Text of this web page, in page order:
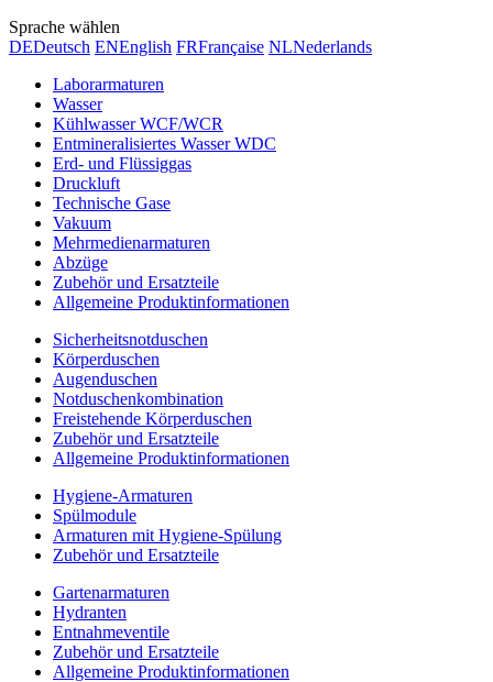
Sprache wählen
DEDeutsch ENEnglish FRFrançaise NLNederlands
Laborarmaturen
Wasser
Kühlwasser WCF/WCR
Entmineralisiertes Wasser WDC
Erd- und Flüssiggas
Druckluft
Technische Gase
Vakuum
Mehrmedienarmaturen
Abzüge
Zubehör und Ersatzteile
Allgemeine Produktinformationen
Sicherheitsnotduschen
Körperduschen
Augenduschen
Notduschenkombination
Freistehende Körperduschen
Zubehör und Ersatzteile
Allgemeine Produktinformationen
Hygiene-Armaturen
Spülmodule
Armaturen mit Hygiene-Spülung
Zubehör und Ersatzteile
Gartenarmaturen
Hydranten
Entnahmeventile
Zubehör und Ersatzteile
Allgemeine Produktinformationen